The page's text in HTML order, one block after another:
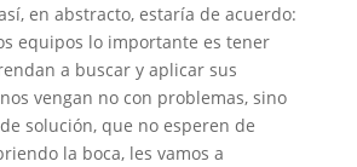
en abstracto, estaría de acuerdo:
equipos lo importante es tener
a buscar y aplicar sus
vengan no con problemas, sino
solución, que no esperen de
la boca, les vamos a